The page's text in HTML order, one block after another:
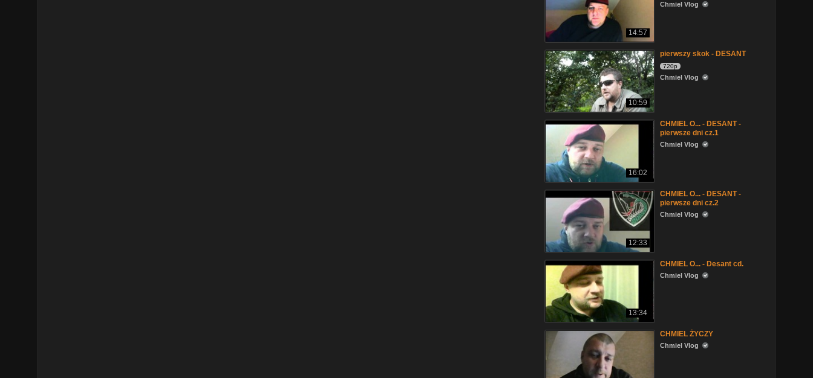
14:57
Chmiel Vlog
10:59
pierwszy skok - DESANT
720p
Chmiel Vlog
16:02
CHMIEL O... - DESANT -
pierwsze dni cz.1
Chmiel Vlog
12:33
CHMIEL O... - DESANT -
pierwsze dni cz.2
Chmiel Vlog
13:34
CHMIEL O... - Desant cd.
Chmiel Vlog
CHMIEL ŻYCZY
Chmiel Vlog